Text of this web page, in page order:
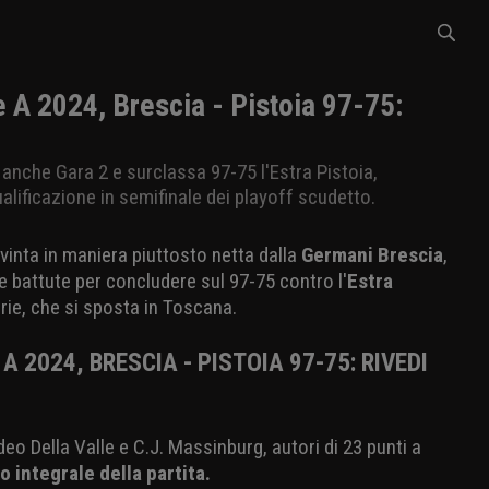
A 2024, Brescia - Pistoia 97-75:
Gara 2 e surclassa 97-75 l'Estra Pistoia,
in semifinale dei playoff scudetto.
in maniera piuttosto netta dalla Germani Brescia,
battute per concludere sul 97-75 contro l'Estra
che si sposta in Toscana.
A 2024, BRESCIA - PISTOIA 97-75: RIVEDI
Della Valle e C.J. Massinburg, autori di 23 punti a
integrale della partita.